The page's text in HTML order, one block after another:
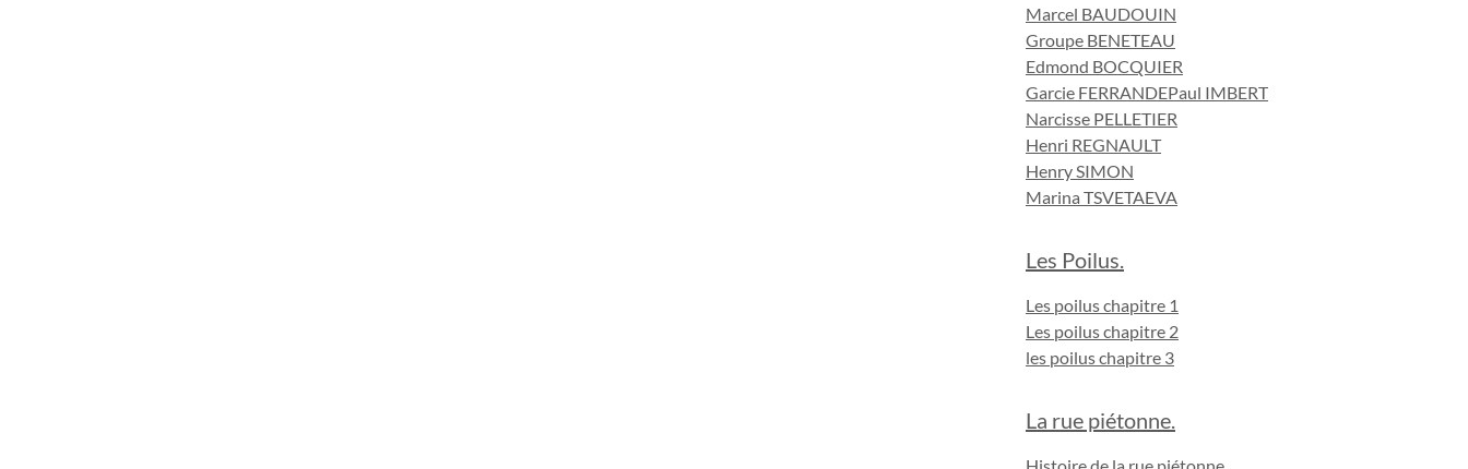
Marcel BAUDOUIN
Groupe BENETEAU
Edmond BOCQUIER
Garcie FERRANDEPaul IMBERT
Narcisse PELLETIER
Henri REGNAULT
Henry SIMON
Marina TSVETAEVA
Les Poilus.
Les poilus chapitre 1
Les poilus chapitre 2
les poilus chapitre 3
La rue piétonne.